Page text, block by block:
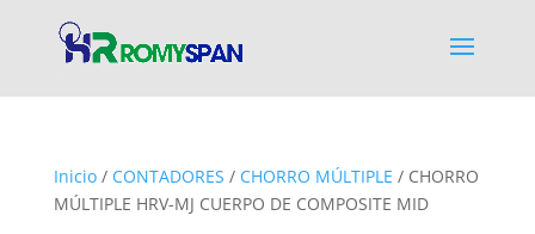
Inicio/ CONTADORES / CHORRO MÚLTIPLE / CHORRO
MÚLTIPLE HRV-MJ CUERPO DE COMPOSITE MID